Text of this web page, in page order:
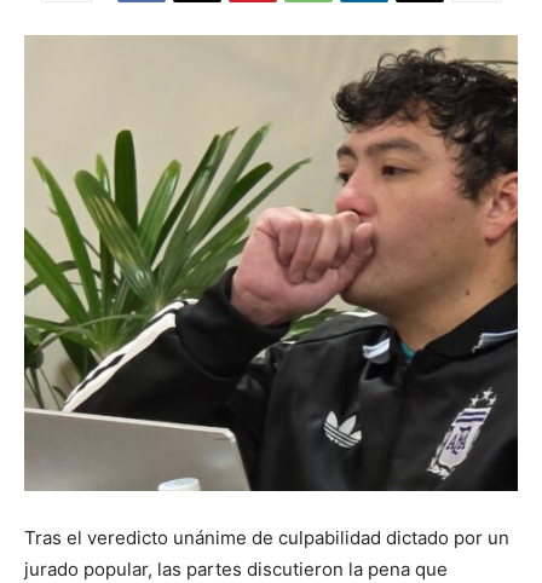
Tras el veredicto unánime de culpabilidad dictado por un
jurado popular, las partes discutieron la pena que